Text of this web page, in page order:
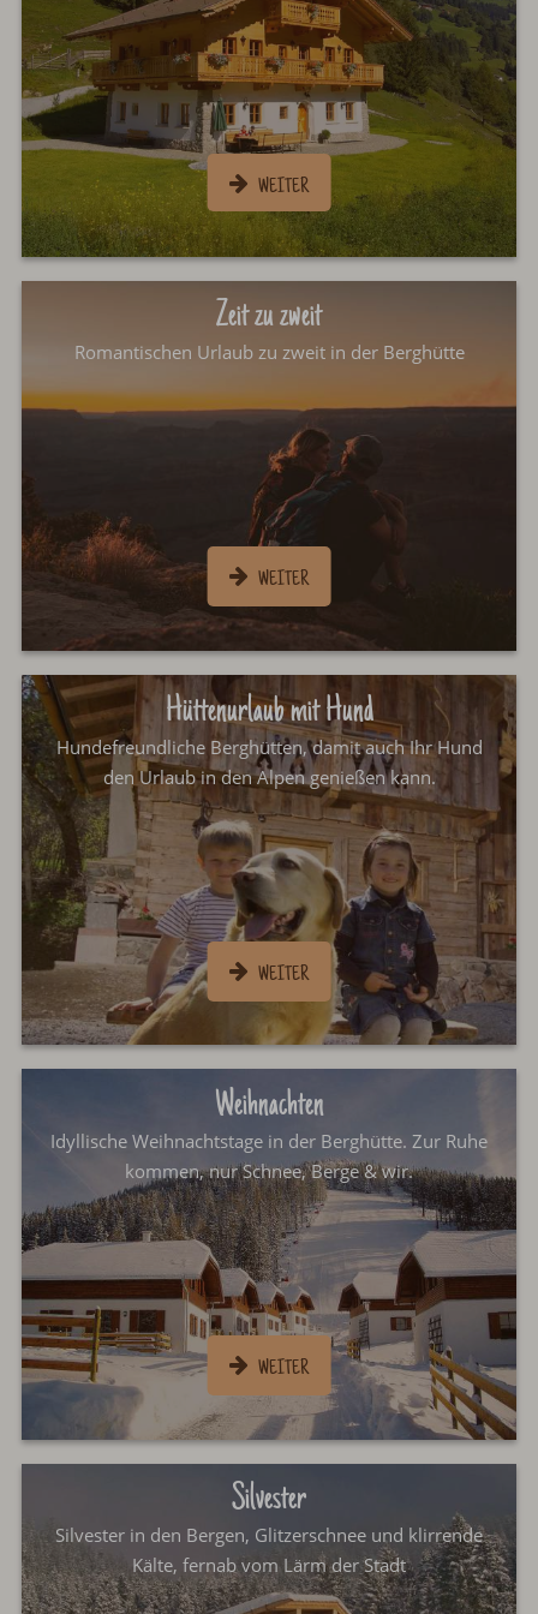
Zeit zu zweit
Romantischen Urlaub zu zweit in der Berghütte
Hüttenurlaub mit Hund
Hundefreundliche Berghütten, damit auch Ihr Hund
den Urlaub in den Alpen genießen kann.
Weihnachten
Idyllische Weihnachtstage in der Berghütte. Zur Ruhe
kommen, nur Schnee, Berge & wir.
Silvester
Silvester in den Bergen, Glitzerschnee und klirrende
Kälte, fernab vom Lärm der Stadt